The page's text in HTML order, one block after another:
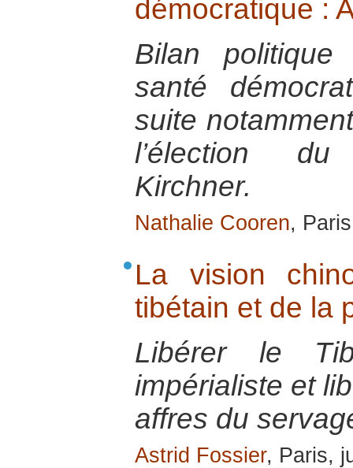
démocratique :
Bilan
santé
suite
l’élection
Kirchner.
Nathalie Cooren,
La vision
tibétain et de la
Libérer le
impérialiste et
affres du
Astrid Fossier, Paris,